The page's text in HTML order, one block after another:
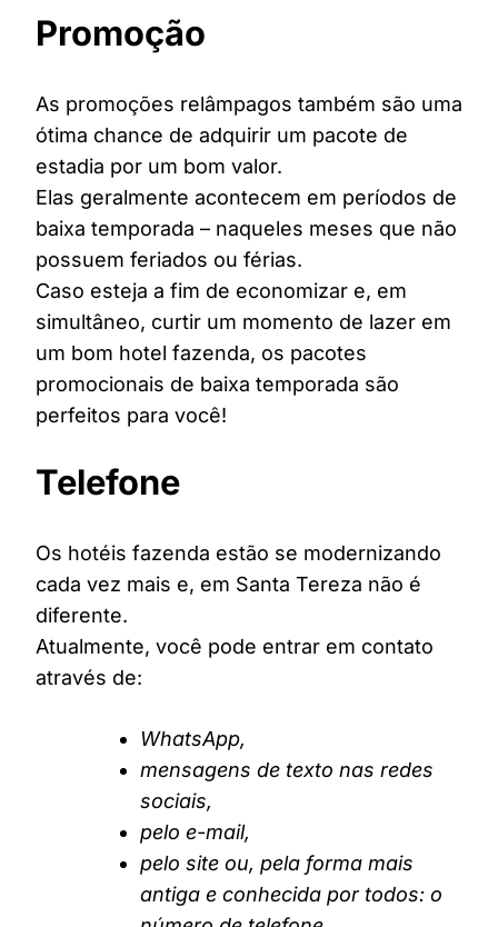
Promoção
As promoções relâmpagos também são uma
ótima chance de adquirir um pacote de
estadia por um bom valor.
Elas geralmente acontecem em períodos de
baixa temporada – naqueles meses que não
possuem feriados ou férias.
Caso esteja a fim de economizar e, em
simultâneo, curtir um momento de lazer em
um bom hotel fazenda, os pacotes
promocionais de baixa temporada são
perfeitos para você!
Telefone
Os hotéis fazenda estão se modernizando
cada vez mais e, em Santa Tereza não é
diferente.
Atualmente, você pode entrar em contato
através de:
WhatsApp,
mensagens de texto nas redes
sociais,
pelo e-mail,
pelo site ou, pela forma mais
antiga e conhecida por todos: o